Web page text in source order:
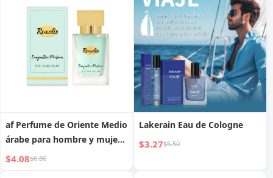
Exterior Perfume Vietnamita
de Oriente Medio
af Perfume de Oriente Medio
árabe para hombre y mujer
Dubai shein tk
$4.08$6.86
Lakerain Eau de Cologne
$3.27$5.50